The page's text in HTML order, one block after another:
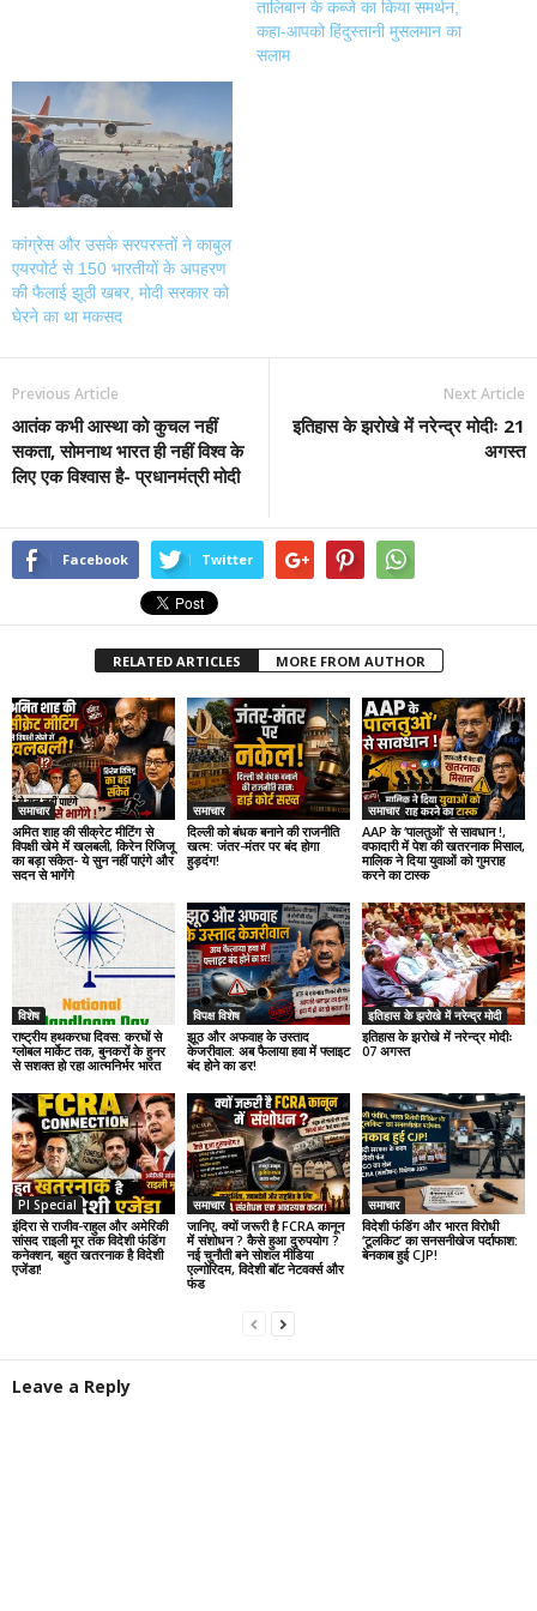
तालिबान के कब्जे का किया समर्थन,
कहा-आपको हिंदुस्तानी मुसलमान का
सलाम
कांग्रेस और उसके सरपरस्तों ने काबुल
एयरपोर्ट से 150 भारतीयों के अपहरण
की फैलाई झूठी खबर, मोदी सरकार को
घेरने का था मकसद
Previous Article
आतंक कभी आस्था को कुचल नहीं
सकता, सोमनाथ भारत ही नहीं विश्व के
लिए एक विश्वास है- प्रधानमंत्री मोदी
Next Article
इतिहास के झरोखे में नरेन्द्र मोदीः 21
अगस्त
Facebook Twitter
RELATED ARTICLES MORE FROM AUTHOR
समाचार
अमित शाह की सीक्रेट मीटिंग से
विपक्षी खेमे में खलबली, किरेन रिजिजू
का बड़ा संकेत- ये सुन नहीं पाएंगे और
सदन से भागेंगे
समाचार
दिल्ली को बंधक बनाने की राजनीति
खत्म: जंतर-मंतर पर बंद होगा
हुड़दंग!
समाचार
AAP के ‘पालतुओं’ से सावधान !,
वफादारी में पेश की खतरनाक मिसाल,
मालिक ने दिया युवाओं को गुमराह
करने का टास्क
विशेष
राष्ट्रीय हथकरघा दिवस: करघों से
ग्लोबल मार्केट तक, बुनकरों के हुनर
से सशक्त हो रहा आत्मनिर्भर भारत
विपक्ष विशेष
झूठ और अफवाह के उस्ताद
केजरीवाल: अब फैलाया हवा में फ्लाइट
बंद होने का डर!
इतिहास के झरोखे में नरेन्द्र मोदी
इतिहास के झरोखे में नरेन्द्र मोदीः
07 अगस्त
PI Special
इंदिरा से राजीव-राहुल और अमेरिकी
सांसद राइली मूर तक विदेशी फंडिंग
कनेक्शन, बहुत खतरनाक है विदेशी
एजेंडा!
समाचार
जानिए, क्यों जरूरी है FCRA कानून
में संशोधन ? कैसे हुआ दुरुपयोग ?
नई चुनौती बने सोशल मीडिया
एल्गोरिदम, विदेशी बॉट नेटवर्क्स और
फंड
समाचार
विदेशी फंडिंग और भारत विरोधी
‘टूलकिट’ का सनसनीखेज पर्दाफाश:
बेनकाब हुई CJP!
Leave a Reply